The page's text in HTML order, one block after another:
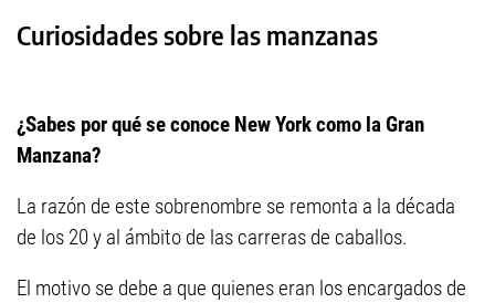
Curiosidades sobre las manzanas
¿Sabes por qué se conoce New York como la Gran
Manzana?
La razón de este sobrenombre se remonta a la década
de los 20 y al ámbito de las carreras de caballos.
El motivo se debe a que quienes eran los encargados de